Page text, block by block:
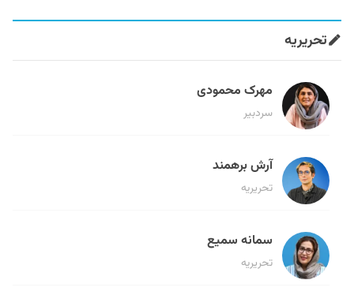
تحریریه
مهرک محمودی
سردبیر
آرش برهمند
تحریریه
سمانه سمیع
تحریریه